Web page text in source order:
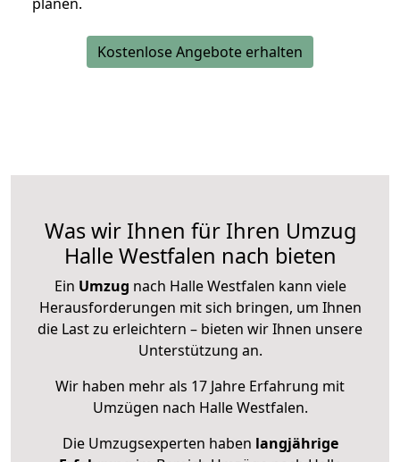
Kostenlose Angebote erhalten
Was wir Ihnen für Ihren Umzug
Halle Westfalen nach bieten
Ein Umzug nach Halle Westfalen kann viele
Herausforderungen mit sich bringen, um Ihnen
die Last zu erleichtern – bieten wir Ihnen unsere
Unterstützung an.
Wir haben mehr als 17 Jahre Erfahrung mit
Umzügen nach Halle Westfalen.
Die Umzugsexperten haben langjährige